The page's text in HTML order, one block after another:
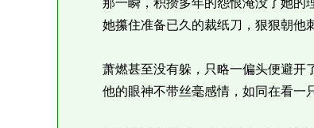
那一瞬，积攒多年的怨恨淹没了她的理
她攥住准备已久的裁纸刀，狠狠朝他
萧燃甚至没有躲，只略一偏头便避开了
他的眼神不带丝毫感情，如同在看一只